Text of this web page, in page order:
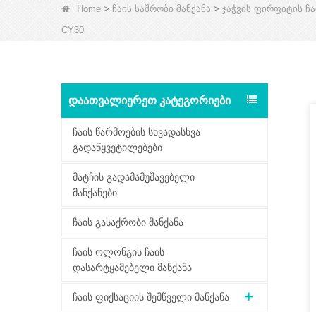
Home > ჩაის საშრობი მანქანა > ჯაჭვის ფირფიტის
CY30
ᲓᲐᲐᲗᲕᲐᲚᲘᲔᲠᲔᲗ ᲙᲐᲢᲔᲒᲝᲠᲘᲔᲑᲘ
ჩაის წარმოების სხვადასხვა
გადაწყვეტილებები
მატჩის გადამამუშავებელი
მანქანები
ჩაის გასაქრობი მანქანა
ჩაის ოლონგის ჩაის
დასარტყამებელი მანქანა
ჩაის ფიქსაციის შემწველი მანქანა